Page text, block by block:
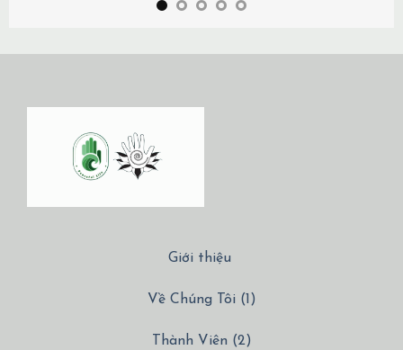
Giới thiệu
Về Chúng Tôi (1)
Thành Viên (2)